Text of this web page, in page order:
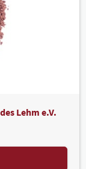
Lehm e.V.